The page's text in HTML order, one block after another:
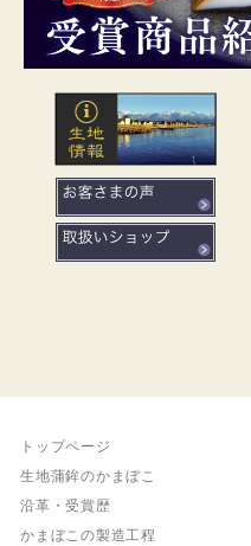
トップページ
生地蒲鉾のかまぼこ
沿革・受賞歴
かまぼこの製造工程